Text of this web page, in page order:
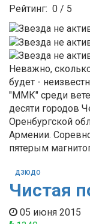
Рейтинг: 0 / 5
Неважно,
будет -
"ММК" среди
десяти городов
Оренбургской
Армении.
пятерым
ДЗЮДО
Чистая
05 июня 2015